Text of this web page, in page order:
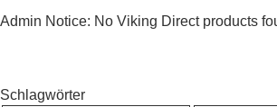
Admin Notice: No Viking Direct products
Schlagwörter